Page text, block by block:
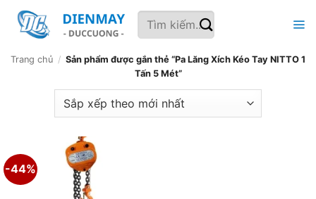
qua
dung
Tìm
kiếm:
Trang chủ / Sản phẩm được gắn thẻ “Pa Lăng Xích Kéo Tay NITTO 1
Tấn 5 Mét”
-44%